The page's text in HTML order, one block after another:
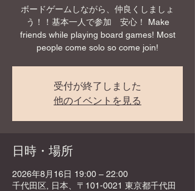
ボードゲームしながら、仲良くしましょ
う！！基本一人で参加 安心！ Make
friends while playing board games! Most
people come solo so come join!
受付が終了しました
他のイベントを見る
日時・場所
2026年8月16日 19:00 – 22:00
千代田区, 日本、〒101-0021 東京都千代田